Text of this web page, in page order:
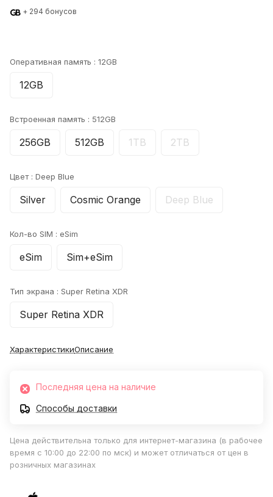
+ 294 бонусов
Оперативная память : 12GB
12GB
Встроенная память : 512GB
256GB 512GB 1TB 2TB
Цвет : Deep Blue
Silver Cosmic Orange Deep Blue
Кол-во SIM : eSim
eSim Sim+eSim
Тип экрана : Super Retina XDR
Super Retina XDR
ХарактеристикиОписание
Последняя цена на наличие
Способы доставки
Цена действительна только для интернет-магазина (в рабочее
время с 10:00 до 22:00 по мск) и может отличаться от цен в
розничных магазинах